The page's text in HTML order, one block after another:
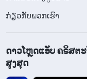
ກ່ຽວກັບພວກເຮົາ
ດາວໂຫຼດແອັບ ຄຣິສຕ
ສູງສຸດ